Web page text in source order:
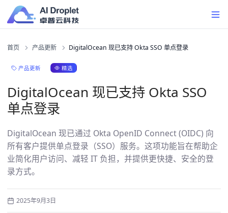
首页 产品更新 DigitalOcean 现已支持 Okta SSO 单点登录
产品更新 精选
DigitalOcean 现已支持 Okta SSO
单点登录
DigitalOcean 现已通过 Okta OpenID Connect (OIDC) 向
所有客户提供单点登录（SSO）服务。这项功能旨在帮助企
业简化用户访问、减轻 IT 负担，并提供更快捷、安全的登
录方式。
2025年9月3日